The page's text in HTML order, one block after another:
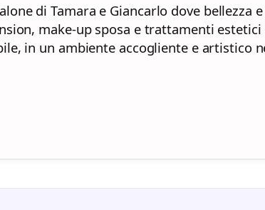
di Tamara e Giancarlo dove bellezza
make-up sposa e trattamenti
in un ambiente accogliente e artistico